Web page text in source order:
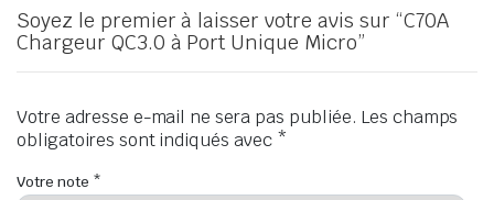
Soyez le premier à laisser votre avis sur “C70A
Chargeur QC3.0 à Port Unique Micro”
Votre adresse e-mail ne sera pas publiée. Les champs
obligatoires sont indiqués avec *
Votre note *